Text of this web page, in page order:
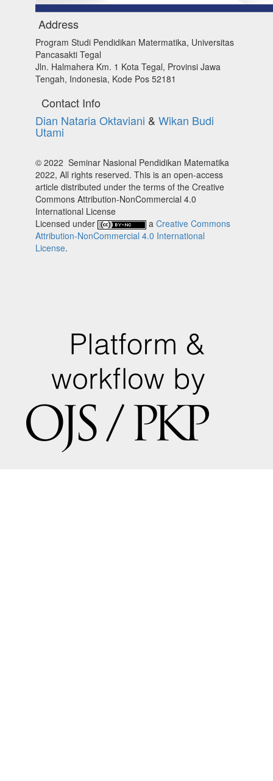
Address
Program Studi Pendidikan Matermatika, Universitas
Pancasakti Tegal
Jln. Halmahera Km. 1 Kota Tegal, Provinsi Jawa
Tengah, Indonesia, Kode Pos 52181
Contact Info
Dian Nataria Oktaviani & Wikan Budi
Utami
© 2022 Seminar Nasional Pendidikan Matematika
2022, All rights reserved. This is an open-access
article distributed under the terms of the Creative
Commons Attribution-NonCommercial 4.0
International License
Licensed under
a Creative Commons
Attribution-NonCommercial 4.0 International
License.